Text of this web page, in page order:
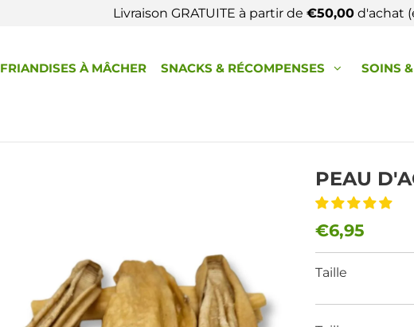
Livraison GRATUITE à partir de €50,00d'achat
FRIANDISES À MÂCHER SNACKS & RÉCOMPENSES SOINS
PEAU
€6,95
Taille